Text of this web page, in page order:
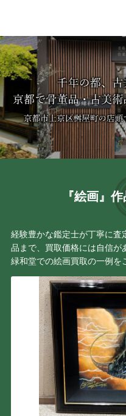
『絵画』
経験豊かな鑑定士が丁寧に査
品まで、買取価格には自信が
緑和堂での絵画買取の一例を